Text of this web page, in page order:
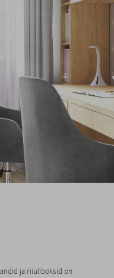
ja riiuliboksid on